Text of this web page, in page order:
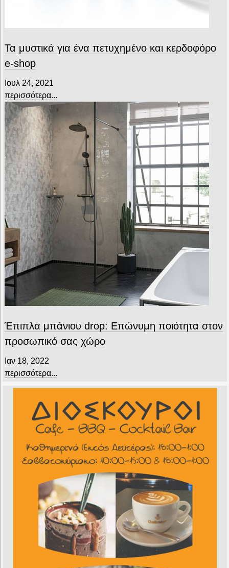
Τα μυστικά για ένα πετυχημένο και κερδοφόρο
e-shop
Ιουλ 24, 2021
περισσότερα...
Έπιπλα μπάνιου drop: Επώνυμη ποιότητα στον
προσωπικό σας χώρο
Ιαν 18, 2022
περισσότερα...